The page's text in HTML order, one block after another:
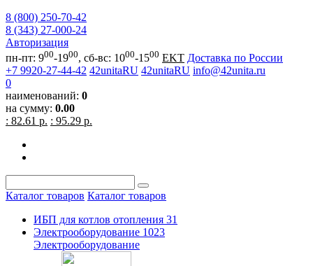
8 (800) 250-70-42
8 (343) 27-000-24
Авторизация
пн-пт: 900-1900, сб-вс: 1000-1500 EKT Доставка по России
+7 9920-27-44-42 42unitaRU 42unitaRU info@42unita.ru
0
наименований: 0
на сумму: 0.00
: 82.61 р. : 95.29 р.
Каталог товаров Каталог товаров
ИБП для котлов отопления 31
Электрооборудование 1023
Электрооборудование